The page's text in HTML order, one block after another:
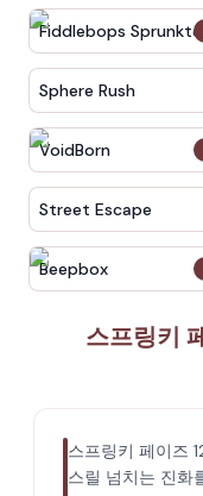
Fiddlebops
Sphere Rush
VoidBorn
Street Escape
Beepbox
스프링키
스프링키 페이즈
스릴 넘치는 진화